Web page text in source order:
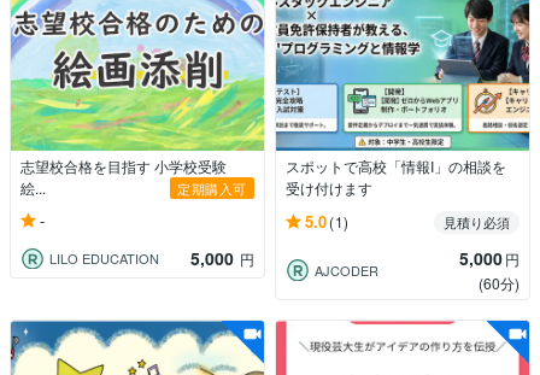
志望校合格を目指す 小学校受験
絵...
定期購入可
-
LILO EDUCATION 5,000 円
スポットで高校「情報I」の相談を
受け付けます
5.0(1) 見積り必須
AJCODER 5,000円
(60分)